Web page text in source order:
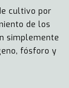
cultivo por
de los
simplemente
fósforo y